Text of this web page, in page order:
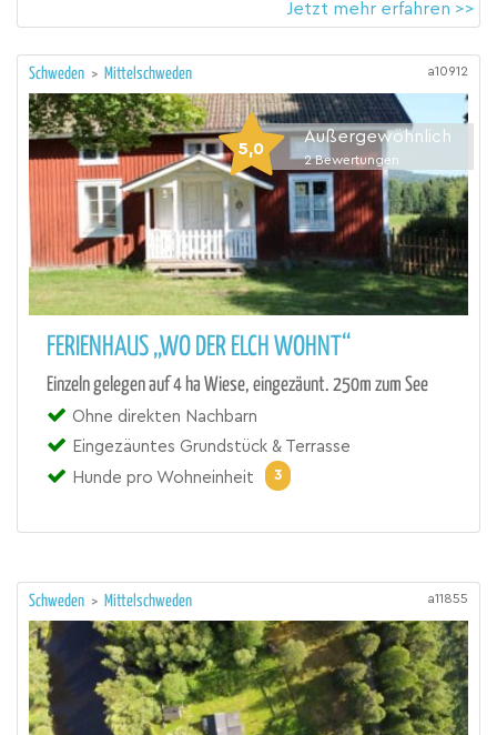
Jetzt mehr erfahren >>
Schweden > Mittelschweden a10912
5,0
Außergewöhnlich
2 Bewertungen
FERIENHAUS „WO DER ELCH WOHNT“
Einzeln gelegen auf 4 ha Wiese, eingezäunt. 250m zum See
Ohne direkten Nachbarn
Eingezäuntes Grundstück & Terrasse
Hunde pro Wohneinheit
3
Schweden > Mittelschweden a11855